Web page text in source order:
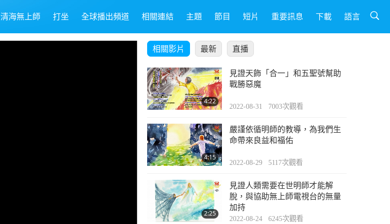
清海無上師 打坐 全球播出頻道 相關連結 主題 節目 短片 重要訊息 下載 語言
相關影片 最新 直播
4:22
見證天飾「合一」和五聖號幫助
戰勝惡魔
2022-08-31 7003次觀看
4:15
嚴謹依循明師的教導，為我們生
命帶來良益和福佑
2022-08-29 5117次觀看
2:25
見證人類需要在世明師才能解
脫，與協助無上師電視台的無量
加持
2022-08-24 6245次觀看